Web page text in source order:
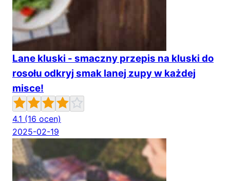
Lane kluski - smaczny przepis na kluski do
rosołu odkryj smak lanej zupy w każdej
misce!
4.1 (16 ocen)
2025-02-19